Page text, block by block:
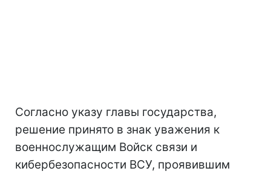
Согласно указу главы государства,
решение принято в знак уважения к
военнослужащим Войск связи и
кибербезопасности ВСУ, проявившим